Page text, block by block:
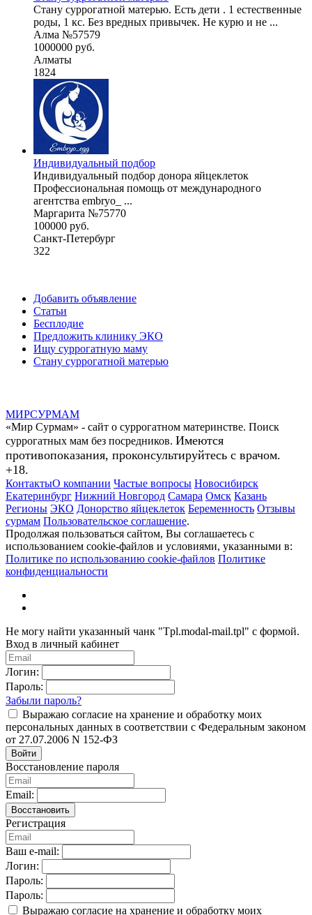
Стану суррогатной матерью. Есть дети . 1 естественные
роды, 1 кс. Без вредных привычек. Не курю и не ...
Алма №57579
1000000 руб.
Алматы
1824
Индивидуальный подбор
Индивидуальный подбор донора яйцеклеток
Профессиональная помощь от международного
агентства embryo_ ...
Маргарита №75770
100000 руб.
Санкт-Петербург
322
Добавить объявление
Статьи
Бесплодие
Предложить клинику ЭКО
Ищу суррогатную маму
Стану суррогатной матерью
МИРСУРМАМ
«Мир Сурмам» - сайт о суррогатном материнстве. Поиск
суррогатных мам без посредников. Имеются
противопоказания, проконсультируйтесь с врачом.
+18.
КонтактыО компании Частые вопросы Новосибирск
Екатеринбург Нижний Новгород Самара Омск Казань
Регионы ЭКО Донорство яйцеклеток Беременность Отзывы
сурмам Пользовательское соглашение.
Продолжая пользоваться сайтом, Вы соглашаетесь с
использованием cookie-файлов и условиями, указанными в:
Политике по использованию cookie-файлов Политике
конфиденциальности
Не могу найти указанный чанк "Tpl.modal-mail.tpl" с формой.
Вход в личный кабинет
Логин:
Пароль:
Забыли пароль?
Выражаю согласие на хранение и обработку моих
персональных данных в соответствии с Федеральным законом
от 27.07.2006 N 152-ФЗ
Войти
Восстановление пароля
Email:
Восстановить
Регистрация
Ваш e-mail:
Логин:
Пароль:
Пароль:
Выражаю согласие на хранение и обработку моих